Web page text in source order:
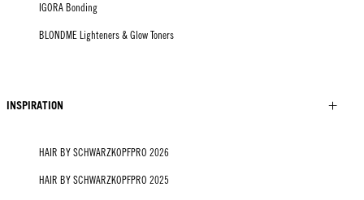
IGORA Bonding
BLONDME Lighteners & Glow Toners
INSPIRATION
HAIR BY SCHWARZKOPFPRO 2026
HAIR BY SCHWARZKOPFPRO 2025